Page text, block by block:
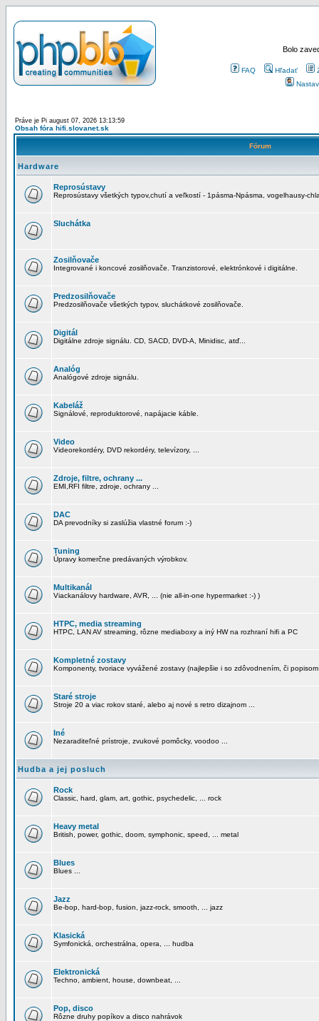
Bolo
FAQ Hľadať
Práve je Pi august 07, 2026 13:13:59
Obsah fóra hifi.slovanet.sk
Fórum
Hardware
Reprosústavy
Reprosústavy všetkých typov,chutí a veľkostí - 1pásma-Npásma, vogelhausy-
Sluchátka
Zosilňovače
Integrované i koncové zosilňovače. Tranzistorové, elektrónkové i digitálne.
Predzosilňovače
Predzosilňovače všetkých typov, sluchátkové zosilňovače.
Digitál
Digitálne zdroje signálu. CD, SACD, DVD-A, Minidisc, atď...
Analóg
Analógové zdroje signálu.
Kabeláž
Signálové, reproduktorové, napájacie káble.
Video
Videorekordéry, DVD rekordéry, televízory, ...
Zdroje, filtre, ochrany ...
EMI,RFI filtre, zdroje, ochrany ...
DAC
DA prevodníky si zaslúžia vlastné forum :-)
Tuning
Úpravy komerčne predávaných výrobkov.
Multikanál
Viackanálovy hardware, AVR, ... (nie all-in-one hypermarket :-) )
HTPC, media streaming
HTPC, LAN AV streaming, rôzne mediaboxy a iný HW na rozhraní hifi a PC
Kompletné zostavy
Komponenty, tvoriace vyvážené zostavy (najlepšie i so zdôvodnením, či
Staré stroje
Stroje 20 a viac rokov staré, alebo aj nové s retro dizajnom ...
Iné
Nezaraditeľné prístroje, zvukové pomôcky, voodoo ...
Hudba a jej posluch
Rock
Classic, hard, glam, art, gothic, psychedelic, ... rock
Heavy metal
British, power, gothic, doom, symphonic, speed, ... metal
Blues
Blues ...
Jazz
Be-bop, hard-bop, fusion, jazz-rock, smooth, ... jazz
Klasická
Symfonická, orchestrálna, opera, ... hudba
Elektronická
Techno, ambient, house, downbeat, ...
Pop, disco
Rôzne druhy popíkov a disco nahrávok